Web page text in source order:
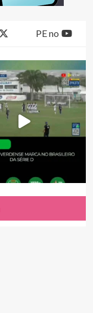
PE no